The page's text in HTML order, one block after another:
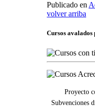
Publicado en
volver arriba
Cursos avalados
Proyecto
Subvenciones